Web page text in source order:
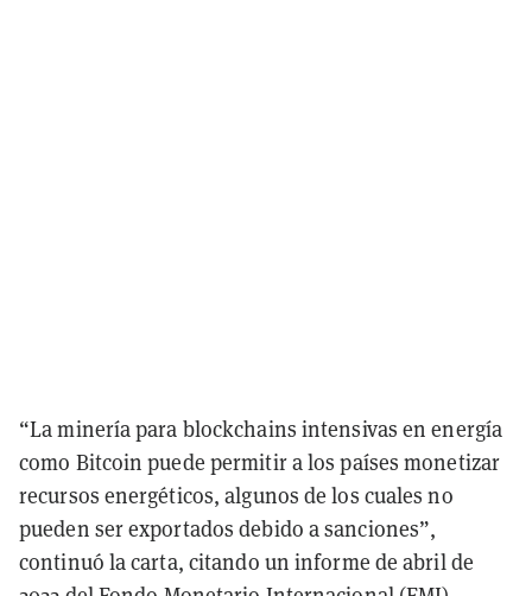
“La minería para blockchains intensivas en energía
como Bitcoin puede permitir a los países monetizar
recursos energéticos, algunos de los cuales no
pueden ser exportados debido a sanciones”,
continuó la carta, citando un informe de abril de